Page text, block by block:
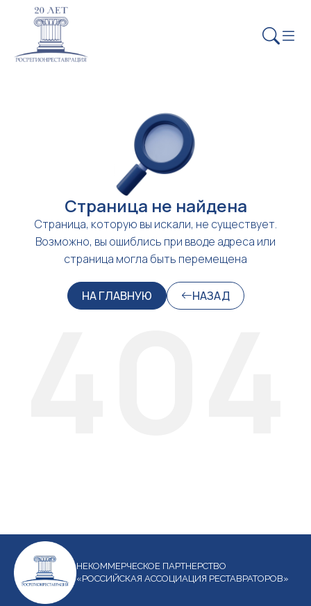
Страница не найдена
Страница, которую вы искали, не существует.
Возможно, вы ошиблись при вводе адреса или
страница могла быть перемещена
НА ГЛАВНУЮ НАЗАД
НЕКОММЕРЧЕСКОЕ ПАРТНЕРСТВО
«РОССИЙСКАЯ АССОЦИАЦИЯ РЕСТАВРАТОРОВ»